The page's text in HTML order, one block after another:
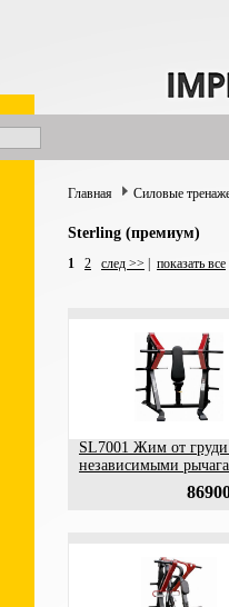
Главная Силовые
Sterling (премиум)
1 2 след >> показать все
SL7001 Жим от
независимыми